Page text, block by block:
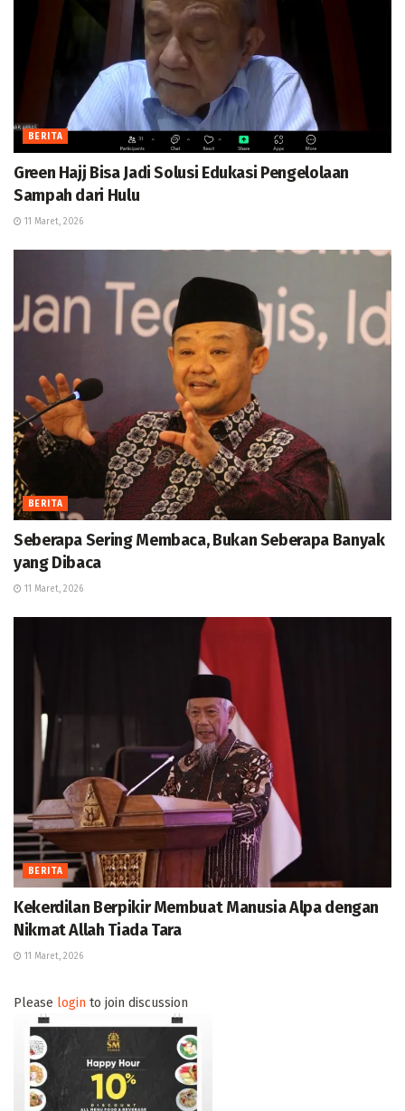
BERITA
Green Hajj Bisa Jadi Solusi Edukasi Pengelolaan
Sampah dari Hulu
11 Maret, 2026
BERITA
Seberapa Sering Membaca, Bukan Seberapa Banyak
yang Dibaca
11 Maret, 2026
BERITA
Kekerdilan Berpikir Membuat Manusia Alpa dengan
Nikmat Allah Tiada Tara
11 Maret, 2026
Please login to join discussion